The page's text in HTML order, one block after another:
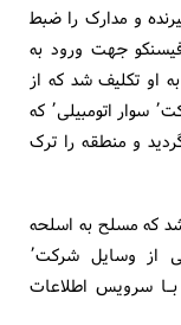
و مدارک را ضبط
پس ازدستگیری مرد تماس گیرنده٬ فیسنکو جهت ورود به
او تکلیف شد که از
شرکت خارج شود و فیسنکو٬ بعد ازخروج از شرکت٬ سوار اتومبیلی٬ که
سه نفر مأمور شوروی هدایت می شد٬ گردید و منطقه را ترک
گیرنده٬ مشخّص شد که مسلح به اسلحه
کمری می باشد و نیز در جستجوی مقدماتی از وسایل شرکت٬
سرویس اطلاعات